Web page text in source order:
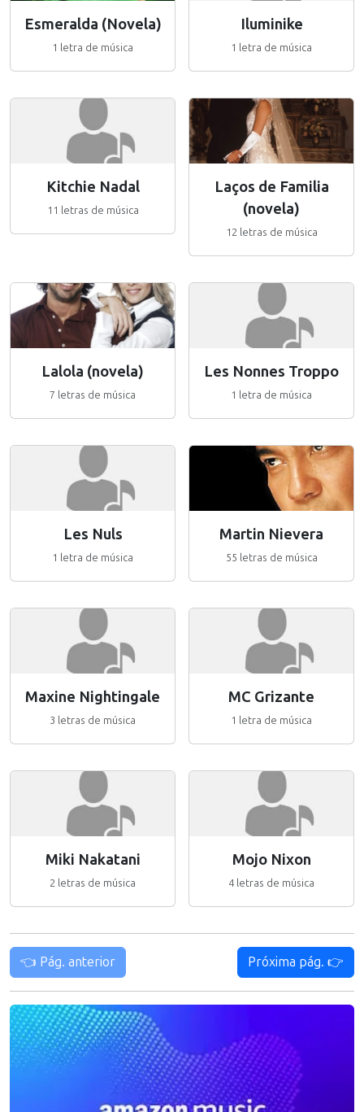
Esmeralda (Novela)
1 letra de música
Iluminike
1 letra de música
Kitchie Nadal
11 letras de música
Laços de Familia
(novela)
12 letras de música
Lalola (novela)
7 letras de música
Les Nonnes Troppo
1 letra de música
Les Nuls
1 letra de música
Martin Nievera
55 letras de música
Maxine Nightingale
3 letras de música
MC Grizante
1 letra de música
Miki Nakatani
2 letras de música
Mojo Nixon
4 letras de música
👈 Pág. anterior Próxima pág. 👉